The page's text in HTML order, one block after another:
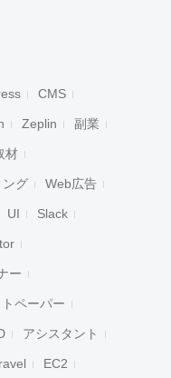
CMS
Zeplin 副業
材
ング Web広告
UI Slack
ー
ペーパー
アシスタント
EC2